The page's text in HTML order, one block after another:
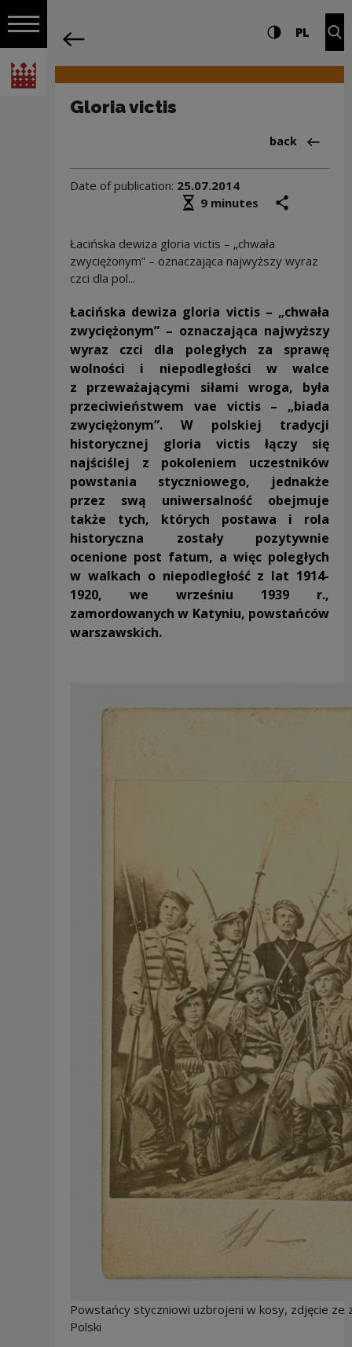
Open navigation
National Centre for Culture Poland
Navigation Settings and search
High contrast
PL
Gloria victis
Back
back
Date of publication: 25.07.2014
Średni czas czytania
9 minutes
Łacińska dewiza gloria victis – „chwała
zwyciężonym” – oznaczająca najwyższy wyraz
czci dla pol...
Łacińska dewiza gloria victis – „chwała
zwyciężonym” – oznaczająca najwyższy
wyraz czci dla poległych za sprawę
wolności i niepodległości w walce
z przeważającymi siłami wroga, była
przeciwieństwem vae victis – „biada
zwyciężonym”. W polskiej tradycji
historycznej gloria victis łączy się
najściślej z pokoleniem uczestników
powstania styczniowego, jednakże
przez swą uniwersalność obejmuje
także tych, których postawa i rola
historyczna zostały pozytywnie
ocenione post fatum, a więc poległych
w walkach o niepodległość z lat 1914-
1920, we wrześniu 1939 r.,
zamordowanych w Katyniu, powstańców
warszawskich.
Powstańcy styczniowi uzbrojeni w kosy, zdjęcie ze
Polski